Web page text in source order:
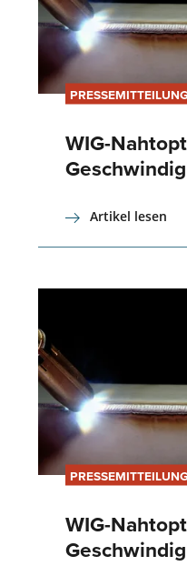
WIG-
Artikel lesen
WIG-